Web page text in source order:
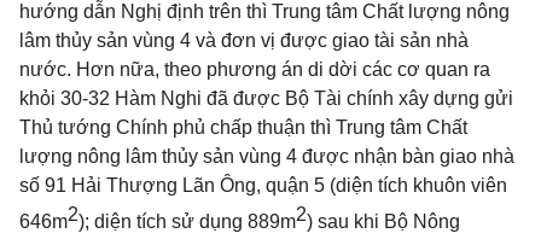
hướng dẫn Nghị định trên thì Trung tâm Chất lượng nông
lâm thủy sản vùng 4 và đơn vị được giao tài sản nhà
nước. Hơn nữa, theo phương án di dời các cơ quan ra
khỏi 30-32 Hàm Nghi đã được Bộ Tài chính xây dựng gửi
Thủ tướng Chính phủ chấp thuận thì Trung tâm Chất
lượng nông lâm thủy sản vùng 4 được nhận bàn giao nhà
số 91 Hải Thượng Lãn Ông, quận 5 (diện tích khuôn viên
646m2); diện tích sử dụng 889m2) sau khi Bộ Nông